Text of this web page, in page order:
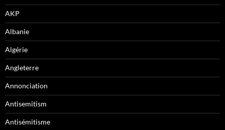
AKP
Albanie
Algérie
Angleterre
Annonciation
Antisemitism
Antisémitisme